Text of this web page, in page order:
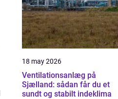
18 may 2026
Ventilationsanlæg på
Sjælland: sådan får du et
sundt og stabilt indeklima